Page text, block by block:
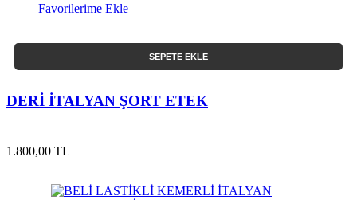
Favorilerime Ekle
SEPETE EKLE
DERİ İTALYAN ŞORT ETEK
1.800,00 TL